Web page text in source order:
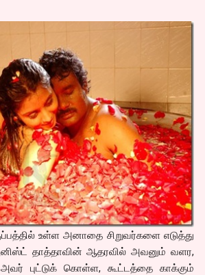
உள்ள அனாதை சிறுவர்களை எடுத்து
தாத்தாவின் ஆதரவில் அவனும் வளர,
புட்டுக் கொள்ள, கூட்டத்தை காக்கும்